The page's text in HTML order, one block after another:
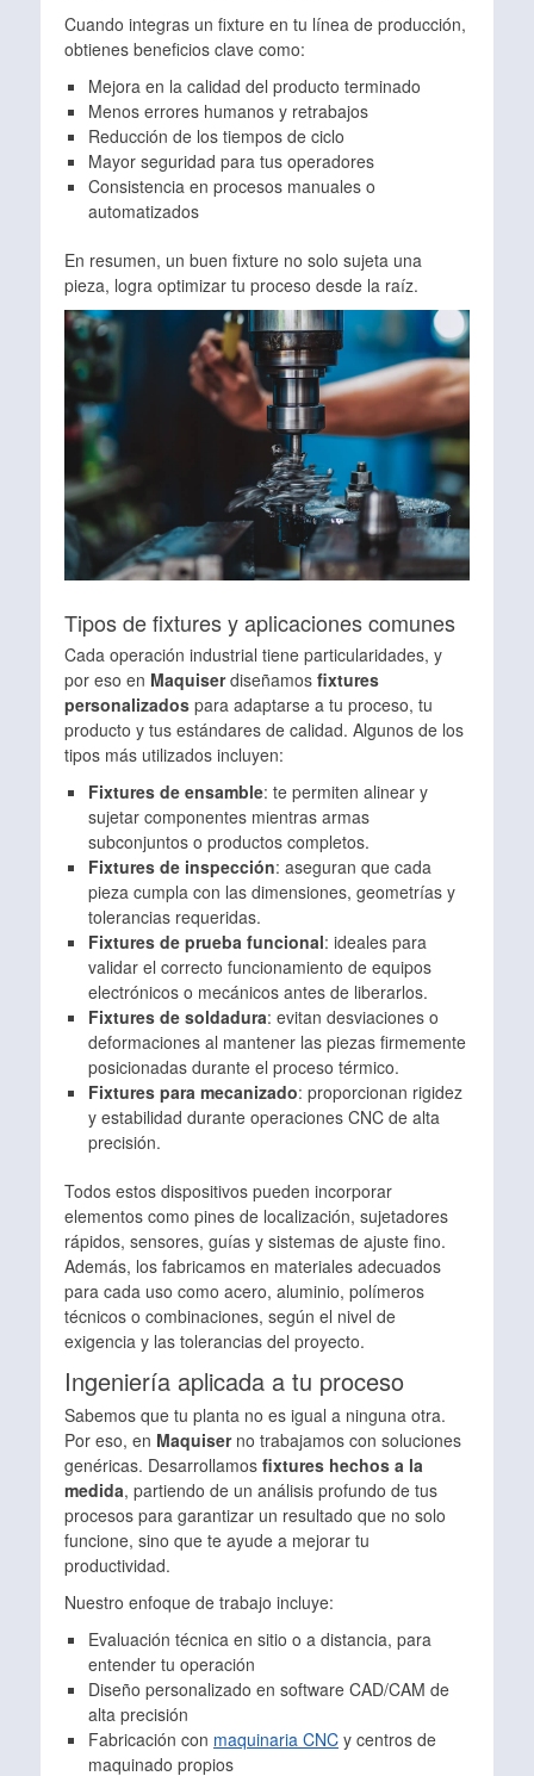
Cuando integras un fixture en tu línea de producción,
obtienes beneficios clave como:
Mejora en la calidad del producto terminado
Menos errores humanos y retrabajos
Reducción de los tiempos de ciclo
Mayor seguridad para tus operadores
Consistencia en procesos manuales o
automatizados
En resumen, un buen fixture no solo sujeta una
pieza, logra optimizar tu proceso desde la raíz.
Tipos de fixtures y aplicaciones comunes
Cada operación industrial tiene particularidades, y
por eso en Maquiserdiseñamos fixtures
personalizados para adaptarse a tu proceso, tu
producto y tus estándares de calidad. Algunos de los
tipos más utilizados incluyen:
Fixtures de ensamble: te permiten alinear y
sujetar componentes mientras armas
subconjuntos o productos completos.
Fixtures de inspección: aseguran que cada
pieza cumpla con las dimensiones, geometrías y
tolerancias requeridas.
Fixtures de prueba funcional: ideales para
validar el correcto funcionamiento de equipos
electrónicos o mecánicos antes de liberarlos.
Fixtures de soldadura: evitan desviaciones o
deformaciones al mantener las piezas firmemente
posicionadas durante el proceso térmico.
Fixtures para mecanizado: proporcionan rigidez
y estabilidad durante operaciones CNC de alta
precisión.
Todos estos dispositivos pueden incorporar
elementos como pines de localización, sujetadores
rápidos, sensores, guías y sistemas de ajuste fino.
Además, los fabricamos en materiales adecuados
para cada uso como acero, aluminio, polímeros
técnicos o combinaciones, según el nivel de
exigencia y las tolerancias del proyecto.
Ingeniería aplicada a tu proceso
Sabemos que tu planta no es igual a ninguna otra.
Por eso, en Maquiserno trabajamos con soluciones
genéricas. Desarrollamos fixtures hechos a la
medida, partiendo de un análisis profundo de tus
procesos para garantizar un resultado que no solo
funcione, sino que te ayude a mejorar tu
productividad.
Nuestro enfoque de trabajo incluye:
Evaluación técnica en sitio o a distancia, para
entender tu operación
Diseño personalizado en software CAD/CAM de
alta precisión
Fabricación con maquinaria CNC y centros de
maquinado propios